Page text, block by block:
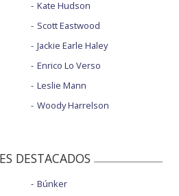
Kate Hudson
Scott Eastwood
Jackie Earle Haley
Enrico Lo Verso
Leslie Mann
Woody Harrelson
DESTACADOS
Búnker